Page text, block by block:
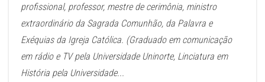
profissional, professor, mestre de cerimônia, ministro
extraordinário da Sagrada Comunhão, da Palavra e
Exéquias da Igreja Católica. (Graduado em comunicação
em rádio e TV pela Universidade Uninorte, Linciatura em
História pela Universidade...